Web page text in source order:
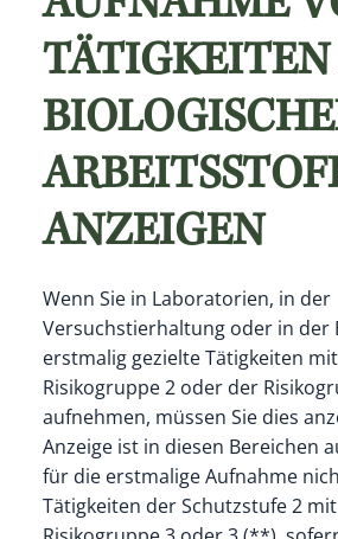
ANZEIGEN
Wenn Sie in Laboratorien, in der
Versuchstierhaltung oder in der
erstmalig gezielte Tätigkeiten
Risikogruppe 2 oder der
aufnehmen, müssen Sie dies
Anzeige ist in diesen Bereichen
für die erstmalige Aufnahme
Tätigkeiten der Schutzstufe 2